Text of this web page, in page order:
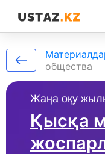
Жаңа оқу
Қысқа
oбщecтвa